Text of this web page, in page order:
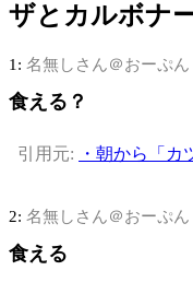
ザとカルボナ
1: 名無しさん＠おーぷん
食える？
引用元:
・朝から「カ
2: 名無しさん＠おーぷん
食える